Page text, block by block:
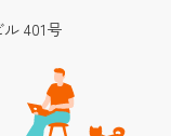
401号